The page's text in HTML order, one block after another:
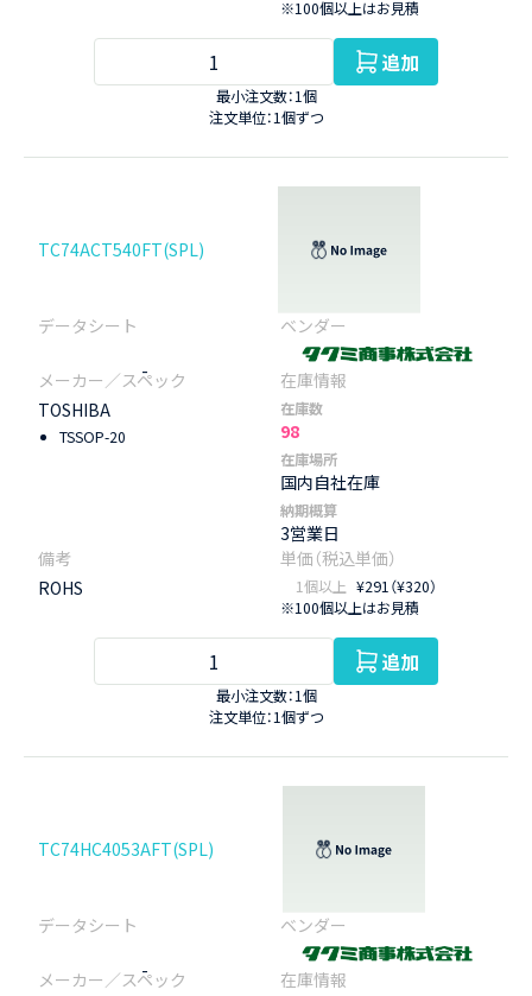
※100個以上はお見積
追加
最小注文数：1個
注文単位：1個ずつ
TC74ACT540FT(SPL)
-
TOSHIBA
TSSOP-20
在庫数
98
在庫場所
国内自社在庫
納期概算
3営業日
ROHS 1個以上 ¥291（¥320）
※100個以上はお見積
追加
最小注文数：1個
注文単位：1個ずつ
TC74HC4053AFT(SPL)
-